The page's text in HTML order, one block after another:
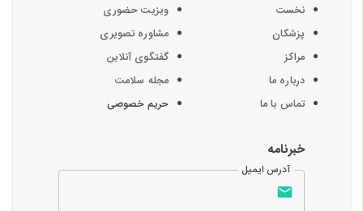
نخست
پزشکان
مراکز
درباره ما
تماس با ما
ویزیت حضوری
مشاوره تصویری
گفتگوی آنلاین
مجله سلامت
حریم خصوصی
خبرنامه
آدرس ایمیل